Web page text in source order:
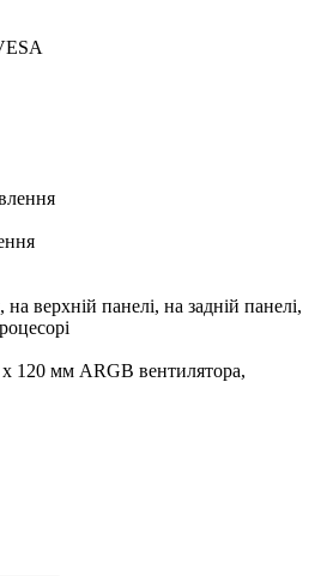
верхній панелі, на задній панелі,
120 мм ARGB вентилятора,